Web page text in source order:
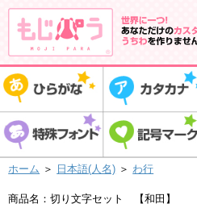
ホーム ＞ 日本語(人名) ＞ わ行
商品名：切り文字セット 【和田】